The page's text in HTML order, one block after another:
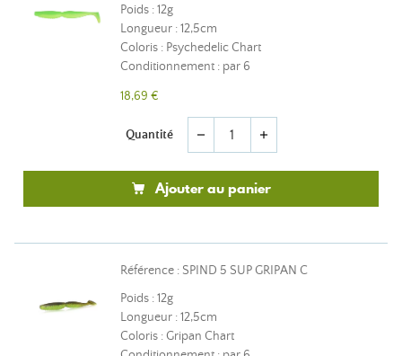
Poids : 12g
Longueur : 12,5cm
Coloris : Psychedelic Chart
Conditionnement : par 6
18,69 €
Quantité remove add
Ajouter au panier
Référence : SPIND 5 SUP GRIPAN C
Poids : 12g
Longueur : 12,5cm
Coloris : Gripan Chart